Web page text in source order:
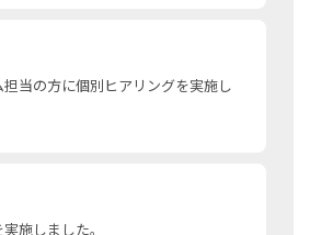
当の方に個別ヒアリングを実施し
施しました。